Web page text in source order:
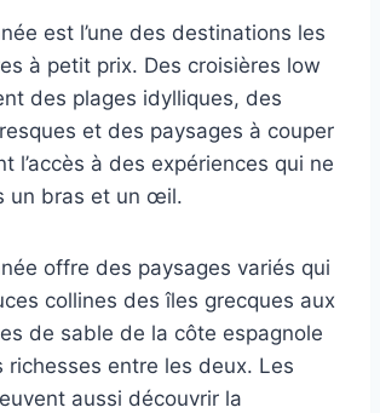
est l’une des destinations les
à petit prix. Des croisières low
des plages idylliques, des
et des paysages à couper
l’accès à des expériences qui ne
un bras et un œil.
offre des paysages variés qui
collines des îles grecques aux
de sable de la côte espagnole
richesses entre les deux. Les
aussi découvrir la